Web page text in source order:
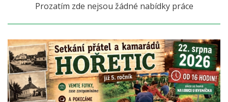
Prozatím zde nejsou žádné nabídky práce